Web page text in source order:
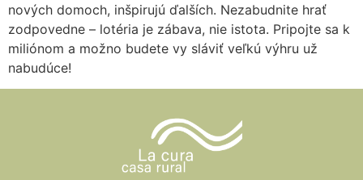
nových domoch, inšpirujú ďalších. Nezabudnite hrať
zodpovedne – lotéria je zábava, nie istota. Pripojte sa k
miliónom a možno budete vy sláviť veľkú výhru už
nabudúce!